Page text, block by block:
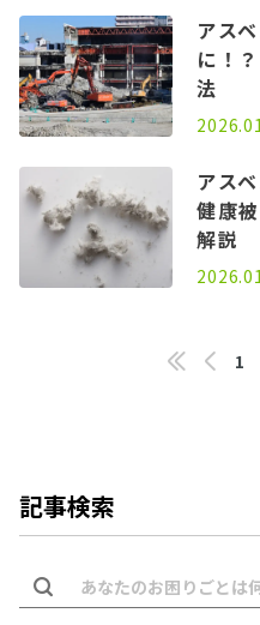
アス
に！
法
アス
健康
解説
1
記事検索